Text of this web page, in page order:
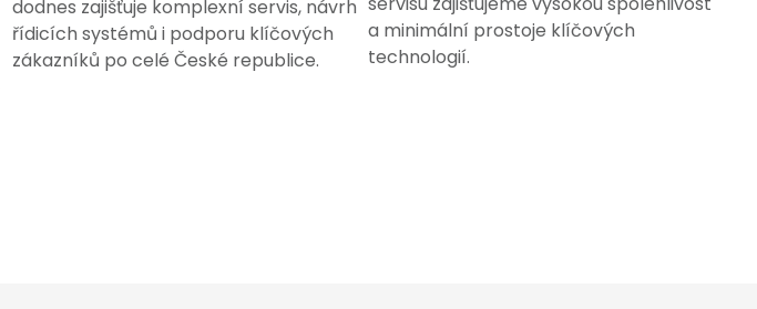
dodnes zajišťuje komplexní servis, návrh
řídicích systémů i podporu klíčových
zákazníků po celé České republice.
a minimální prostoje klíčových
technologií.